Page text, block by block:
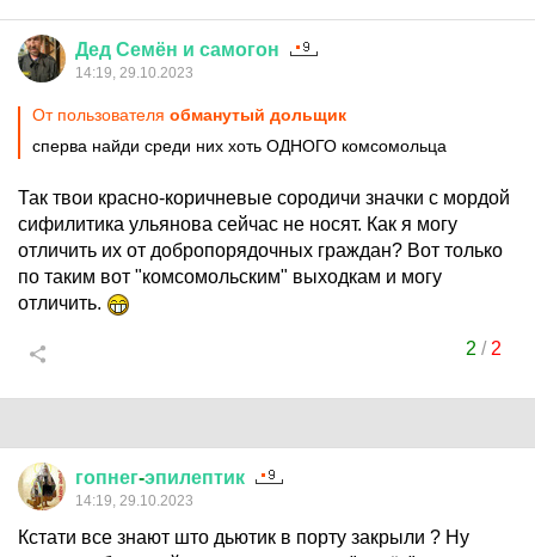
Дед Семён и самогон
14:19, 29.10.2023
От пользователя обманутый дольщик
сперва найди среди них хоть ОДНОГО комсомольца
Так твои красно-коричневые сородичи значки с мордой
сифилитика ульянова сейчас не носят. Как я могу
отличить их от добропорядочных граждан? Вот только
по таким вот "комсомольским" выходкам и могу
отличить.
2 / 2
гопнег-эпилептик
14:19, 29.10.2023
Кстати все знают што дьютик в порту закрыли ? Ну